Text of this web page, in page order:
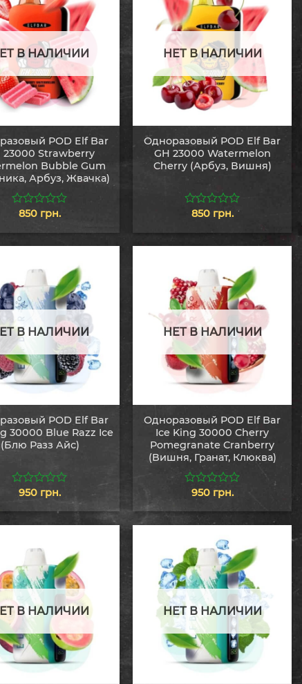
В НАЛИЧИИ
POD Elf Bar
23000 Strawberry
Bubble Gum
Арбуз, Жвачка)
5
850 грн.
НЕТ В НАЛИЧИИ
Одноразовый POD Elf Bar
GH 23000 Watermelon
Cherry (Арбуз, Вишня)
5
850 грн.
В НАЛИЧИИ
POD Elf Bar
30000 Blue Razz Ice
(Блю Разз Айс)
950 грн.
НЕТ В НАЛИЧИИ
Одноразовый POD Elf Bar
Ice King 30000 Cherry
Pomegranate Cranberry
(Вишня, Гранат, Клюква)
950 грн.
В НАЛИЧИИ НЕТ В НАЛИЧИИ